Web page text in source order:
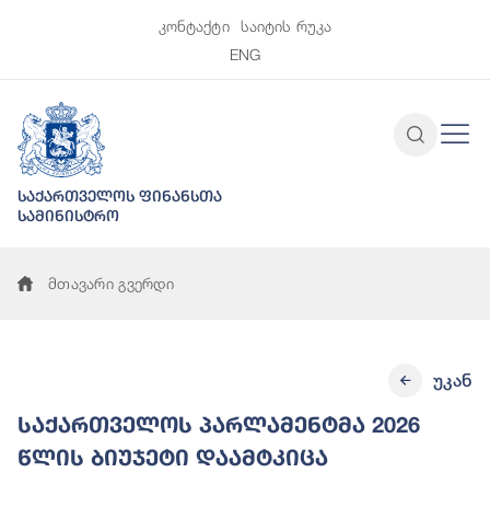
კონტაქტი
საიტის რუკა
ENG
საქართველოს ფინანსთა
სამინისტრო
მთავარი გვერდი
საქართველოს პარლამენტმა 2026
წლის ბიუჯეტი დაამტკიცა
უკან